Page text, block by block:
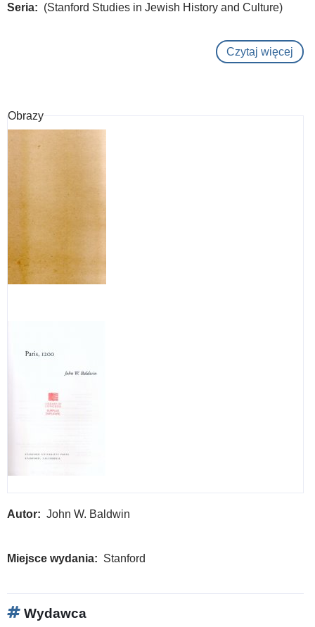
Seria (Stanford Studies in Jewish History and Culture)
Czytaj więcej
Obrazy
Autor John W. Baldwin
Miejsce wydania Stanford
Wydawca